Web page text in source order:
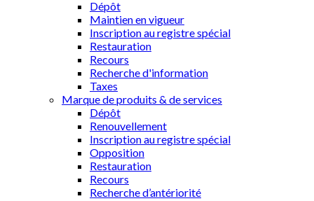
Dépôt
Maintien en vigueur
Inscription au registre spécial
Restauration
Recours
Recherche d'information
Taxes
Marque de produits & de services
Dépôt
Renouvellement
Inscription au registre spécial
Opposition
Restauration
Recours
Recherche d’antériorité